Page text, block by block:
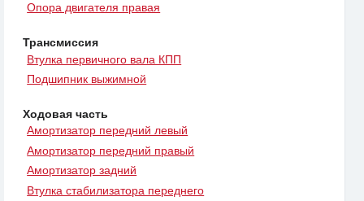
Опора двигателя правая
Трансмиссия
Втулка первичного вала КПП
Подшипник выжимной
Ходовая часть
Амортизатор передний левый
Амортизатор передний правый
Амортизатор задний
Втулка стабилизатора переднего